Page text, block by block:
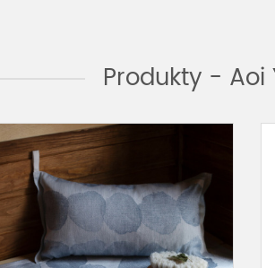
Produkty - Aoi